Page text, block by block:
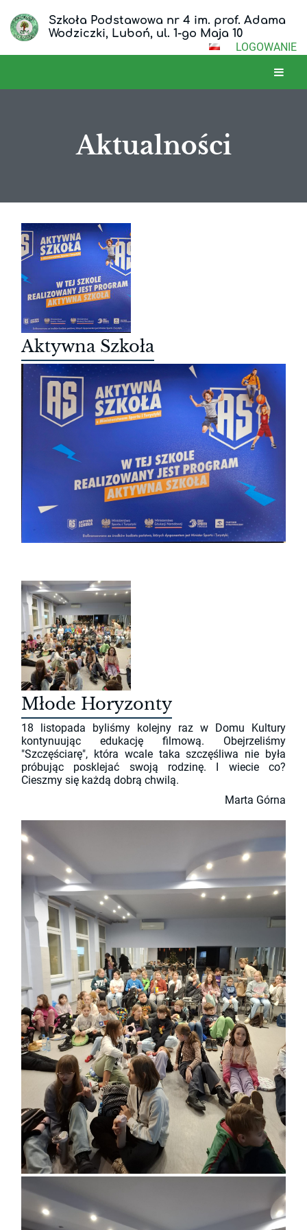
Szkoła Podstawowa nr 4 im. prof. Adama
Wodziczki, Luboń, ul. 1-go Maja 10
LOGOWANIE
Aktualności
Aktualności
Aktywna Szkoła
Młode Horyzonty
18 listopada byliśmy kolejny raz w Domu Kultury
kontynuując edukację filmową. Obejrzeliśmy
"Szczęściarę", która wcale taka szczęśliwa nie była
próbując posklejać swoją rodzinę. I wiecie co?
Cieszmy się każdą dobrą chwilą.
Marta Górna